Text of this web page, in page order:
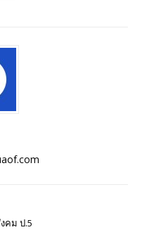
คม ป.5